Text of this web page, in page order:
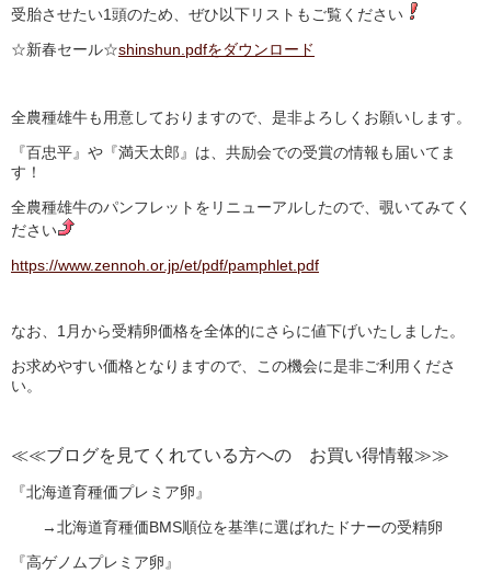
受胎させたい1頭のため、ぜひ以下リストもご覧ください
☆新春セール☆shinshun.pdfをダウンロード
全農種雄牛も用意しておりますので、是非よろしくお願いします。
『百忠平』や『満天太郎』は、共励会での受賞の情報も届いてま
す！
全農種雄牛のパンフレットをリニューアルしたので、覗いてみてく
ださい
https://www.zennoh.or.jp/et/pdf/pamphlet.pdf
なお、1月から受精卵価格を全体的にさらに値下げいたしました。
お求めやすい価格となりますので、この機会に是非ご利用くださ
い。
≪≪ブログを見てくれている方への お買い得情報≫≫
『北海道育種価プレミア卵』
→北海道育種価BMS順位を基準に選ばれたドナーの受精卵
『高ゲノムプレミア卵』